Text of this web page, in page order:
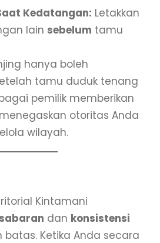
Kedatangan: Letakkan
lain sebelum tamu
hanya boleh
tamu duduk tenang
pemilik memberikan
otoritas Anda
wilayah.
Kintamani
dan konsistensi
Ketika Anda secara